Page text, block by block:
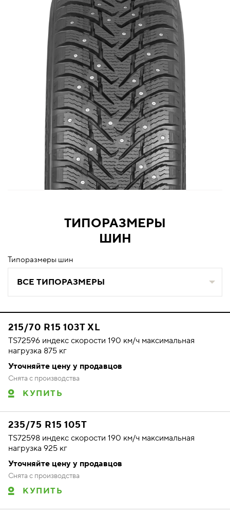
ТИПОРАЗМЕРЫ
ШИН
Типоразмеры шин
ВСЕ ТИПОРАЗМЕРЫ
215/70 R15 103T XL
TS72596 индекс скорости 190 км/ч максимальная
нагрузка 875 кг
Уточняйте цену у продавцов
Снята с производства
КУПИТЬ
235/75 R15 105T
TS72598 индекс скорости 190 км/ч максимальная
нагрузка 925 кг
Уточняйте цену у продавцов
Снята с производства
КУПИТЬ